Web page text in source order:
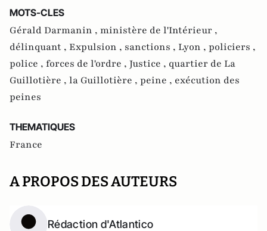
MOTS-CLES
Gérald Darmanin , ministère de l'Intérieur ,
délinquant , Expulsion , sanctions , Lyon , policiers ,
police , forces de l'ordre , Justice , quartier de La
Guillotière , la Guillotière , peine , exécution des
peines
THEMATIQUES
France
A PROPOS DES AUTEURS
Rédaction d'Atlantico